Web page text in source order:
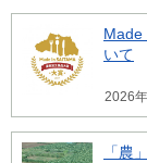
Made
いて
2026
「農